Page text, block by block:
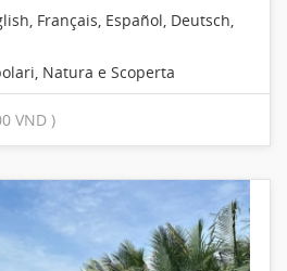
Français, Español, Deutsch,
Natura e Scoperta
VND )